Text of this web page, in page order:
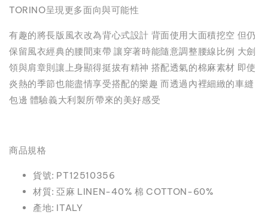
TORINO呈現更多面向與可能性
有趣的將長版風衣改為背心式設計 背面使用大面積挖空 但仍
保留風衣經典的腰間束帶 讓穿著時能隨意調整腰線比例 大劍
領與肩章則讓上身顯得挺拔有精神 搭配透氣的棉麻素材 即使
炎熱的季節也能盡情享受搭配的樂趣 而透過內裡細緻的車縫
包邊 體驗義大利製所帶來的美好感受
商品規格
貨號: PT12510356
材質: 亞麻 LINEN-40% 棉 COTTON-60%
產地: ITALY